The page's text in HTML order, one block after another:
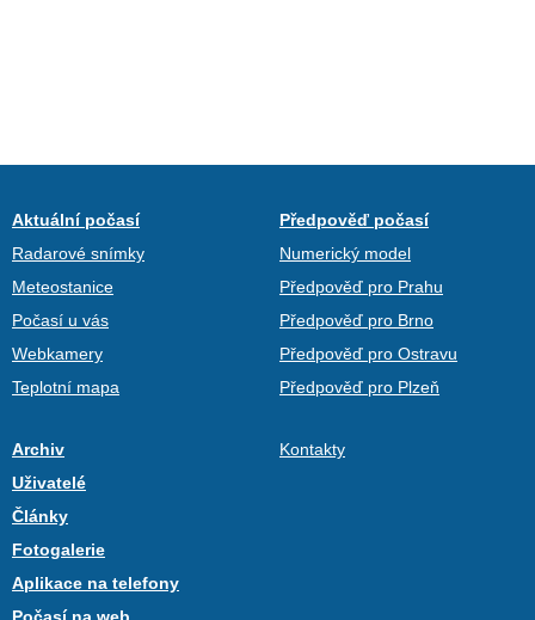
Aktuální počasí
Radarové snímky
Meteostanice
Počasí u vás
Webkamery
Teplotní mapa
Předpověď počasí
Numerický model
Předpověď pro Prahu
Předpověď pro Brno
Předpověď pro Ostravu
Předpověď pro Plzeň
Archiv
Uživatelé
Články
Fotogalerie
Aplikace na telefony
Kontakty